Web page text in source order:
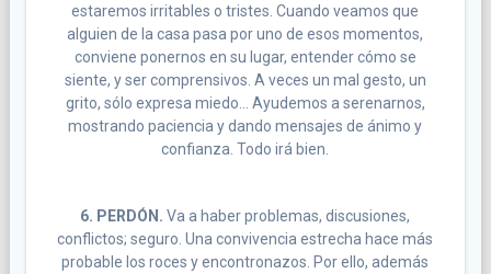
estaremos irritables o tristes. Cuando veamos que
alguien de la casa pasa por uno de esos momentos,
conviene ponernos en su lugar, entender cómo se
siente, y ser comprensivos. A veces un mal gesto, un
grito, sólo expresa miedo… Ayudemos a serenarnos,
mostrando paciencia y dando mensajes de ánimo y
confianza. Todo irá bien.
6. PERDÓN. Va a haber problemas, discusiones,
conflictos; seguro. Una convivencia estrecha hace más
probable los roces y encontronazos. Por ello, además